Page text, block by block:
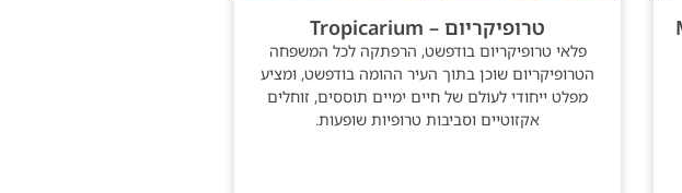
טרופיקריום – Tropicarium
פלאי טרופיקריום בודפשט, הרפתקה לכל המשפחה
הטרופיקריום שוכן בתוך העיר ההומה בודפשט, ומציע
מפלט ייחודי לעולם של חיים ימיים תוססים, זוחלים
אקזוטיים וסביבות טרופיות שופעות.